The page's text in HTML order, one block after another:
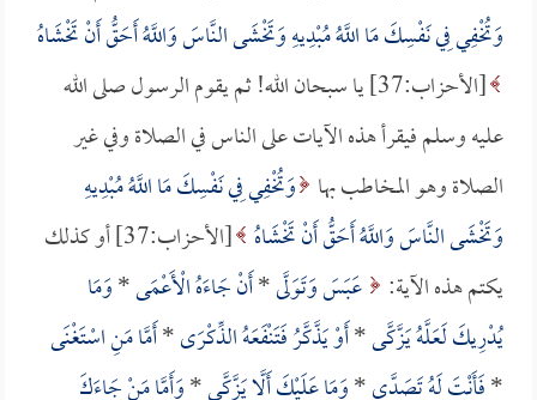
وَتُخْفِي فِي نَفْسِكَ مَا اللَّهُ مُبْدِيهِ وَتَخْشَى النَّاسَ وَاللَّهُ أَحَقُّ أَنْ تَخْشَاهُ
[الأحزاب:37] يا سبحان الله! ثم يقوم الرسول صلى الله
عليه وسلم فيقرأ هذه الآيات على الناس في الصلاة وفي غير
الصلاة وهو المخاطب بها وَتُخْفِي فِي نَفْسِكَ مَا اللَّهُ مُبْدِيهِ
وَتَخْشَى النَّاسَ وَاللَّهُ أَحَقُّ أَنْ تَخْشَاهُ
[الأحزاب:37] أو كذلك
يكتم هذه الآية: عَبَسَ وَتَوَلَّى*أَنْ جَاءَهُ الْأَعْمَى*وَمَا
يُدْرِيكَ لَعَلَّهُ يَزَّكَّى*أَوْ يَذَّكَّرُ فَتَنْفَعَهُ الذِّكْرَى*أَمَّا مَنِ اسْتَغْنَى
*فَأَنْتَ لَهُ تَصَدَّى*وَمَا عَلَيْكَ أَلَّا يَزَّكَّى*وَأَمَّا مَنْ جَاءَكَ